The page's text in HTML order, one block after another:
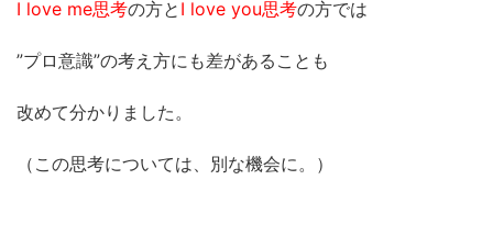
I love me思考の方と I love you思考の方では
”プロ意識”の考え方にも差があることも
改めて分かりました。
（この思考については、別な機会に。）